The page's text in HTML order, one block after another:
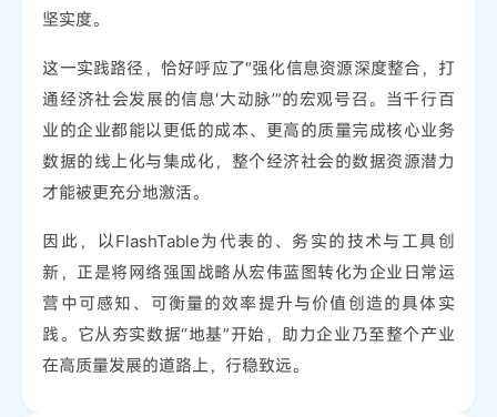
坚实度。
这一实践路径，恰好呼应了“强化信息资源深度整合，打
通经济社会发展的信息‘大动脉’”的宏观号召。当千行百
业的企业都能以更低的成本、更高的质量完成核心业务
数据的线上化与集成化，整个经济社会的数据资源潜力
才能被更充分地激活。
因此，以FlashTable为代表的、务实的技术与工具创
新，正是将网络强国战略从宏伟蓝图转化为企业日常运
营中可感知、可衡量的效率提升与价值创造的具体实
践。它从夯实数据“地基”开始，助力企业乃至整个产业
在高质量发展的道路上，行稳致远。